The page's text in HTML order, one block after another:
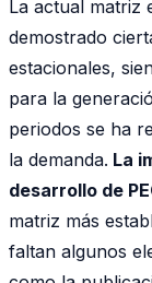
La actual matriz
demostrado
estacionales,
para la
periodos se ha
la demanda. La
desarrollo de
matriz más
faltan algunos